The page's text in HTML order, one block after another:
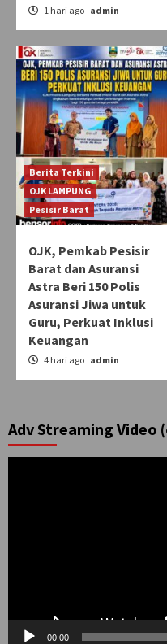
1 hari ago admin
Berita Terkini
OJK LAMPUNG
Pesisir Barat
OJK, Pemkab Pesisir
Barat dan Asuransi
Astra Beri 150 Polis
Asuransi Jiwa untuk
Guru, Perkuat Inklusi
Keuangan
4 hari ago admin
Adv Streaming Video
00:00